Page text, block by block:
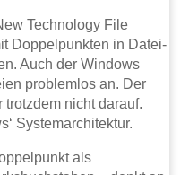
Technology File
Doppelpunkten in Datei-
Auch der Windows
problemlos an. Der
trotzdem nicht darauf.
Systemarchitektur.
als